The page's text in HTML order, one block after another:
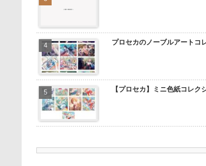
プロセカのノーブルアートコ
【プロセカ】ミニ色紙コレク